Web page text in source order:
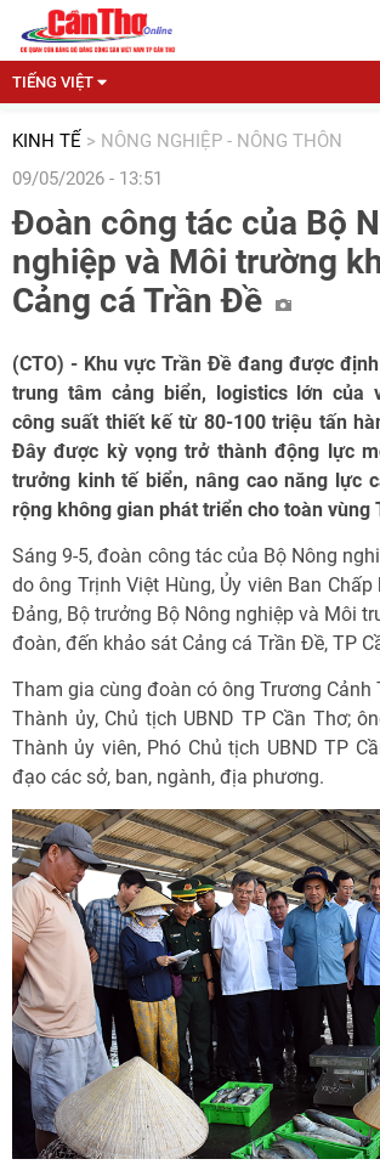
TIẾNG VIỆT
KINH TẾ > NÔNG NGHIỆP - NÔNG THÔN
09/05/2026 - 13:51
Đoàn công tác của Bộ
nghiệp và Môi trường
Cảng cá Trần Đề
(CTO) - Khu vực Trần Đề đang được
trung tâm cảng biển, logistics lớn của
công suất thiết kế từ 80-100 triệu tấn
Đây được kỳ vọng trở thành động lực
trưởng kinh tế biển, nâng cao năng lực
rộng không gian phát triển cho toàn vùng
Sáng 9-5, đoàn công tác của Bộ Nông
do ông Trịnh Việt Hùng, Ủy viên Ban
Đảng, Bộ trưởng Bộ Nông nghiệp và Môi
đoàn, đến khảo sát Cảng cá Trần Đề, TP
Tham gia cùng đoàn có ông Trương Cảnh
Thành ủy, Chủ tịch UBND TP Cần Thơ;
Thành ủy viên, Phó Chủ tịch UBND TP
đạo các sở, ban, ngành, địa phương.